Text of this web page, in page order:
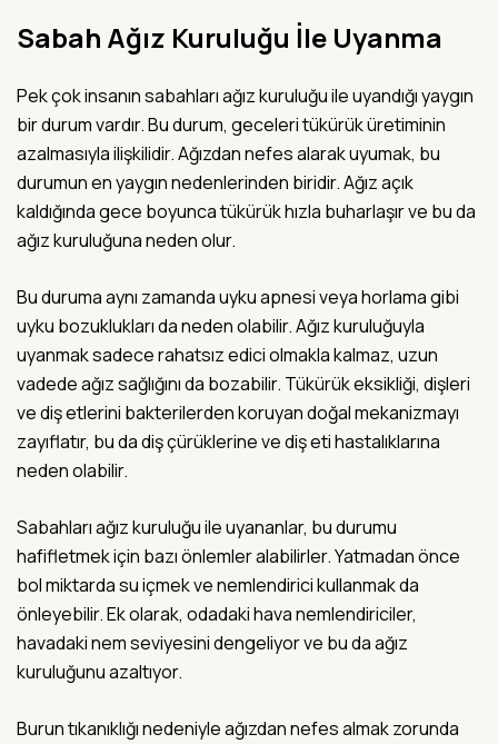
Sabah Ağız Kuruluğu İle Uyanma
Pek çok insanın sabahları ağız kuruluğu ile uyandığı yaygın
bir durum vardır. Bu durum, geceleri tükürük üretiminin
azalmasıyla ilişkilidir. Ağızdan nefes alarak uyumak, bu
durumun en yaygın nedenlerinden biridir. Ağız açık
kaldığında gece boyunca tükürük hızla buharlaşır ve bu da
ağız kuruluğuna neden olur.
Bu duruma aynı zamanda uyku apnesi veya horlama gibi
uyku bozuklukları da neden olabilir. Ağız kuruluğuyla
uyanmak sadece rahatsız edici olmakla kalmaz, uzun
vadede ağız sağlığını da bozabilir. Tükürük eksikliği, dişleri
ve diş etlerini bakterilerden koruyan doğal mekanizmayı
zayıflatır, bu da diş çürüklerine ve diş eti hastalıklarına
neden olabilir.
Sabahları ağız kuruluğu ile uyananlar, bu durumu
hafifletmek için bazı önlemler alabilirler. Yatmadan önce
bol miktarda su içmek ve nemlendirici kullanmak da
önleyebilir. Ek olarak, odadaki hava nemlendiriciler,
havadaki nem seviyesini dengeliyor ve bu da ağız
kuruluğunu azaltıyor.
Burun tıkanıklığı nedeniyle ağızdan nefes almak zorunda